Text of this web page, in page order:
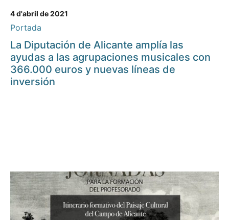
4 d'abril de 2021
Portada
La Diputación de Alicante amplía las
ayudas a las agrupaciones musicales con
366.000 euros y nuevas líneas de
inversión